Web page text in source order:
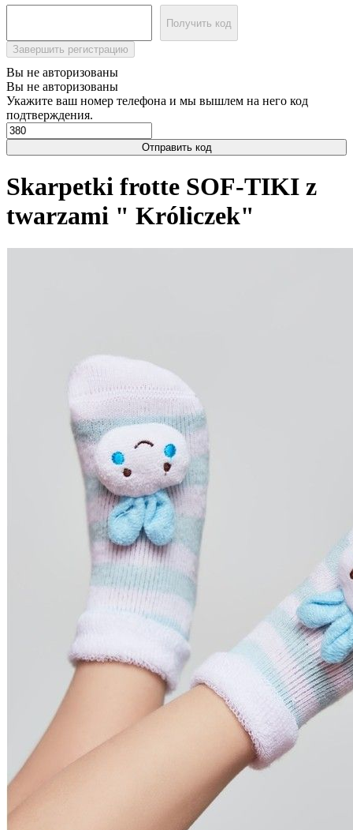
Получить код
Завершить регистрацию
Вы не авторизованы
Вы не авторизованы
Укажите ваш номер телефона и мы вышлем на него код
подтверждения.
Отправить код
Skarpetki frotte SOF-TIKI z
twarzami " Króliczek"